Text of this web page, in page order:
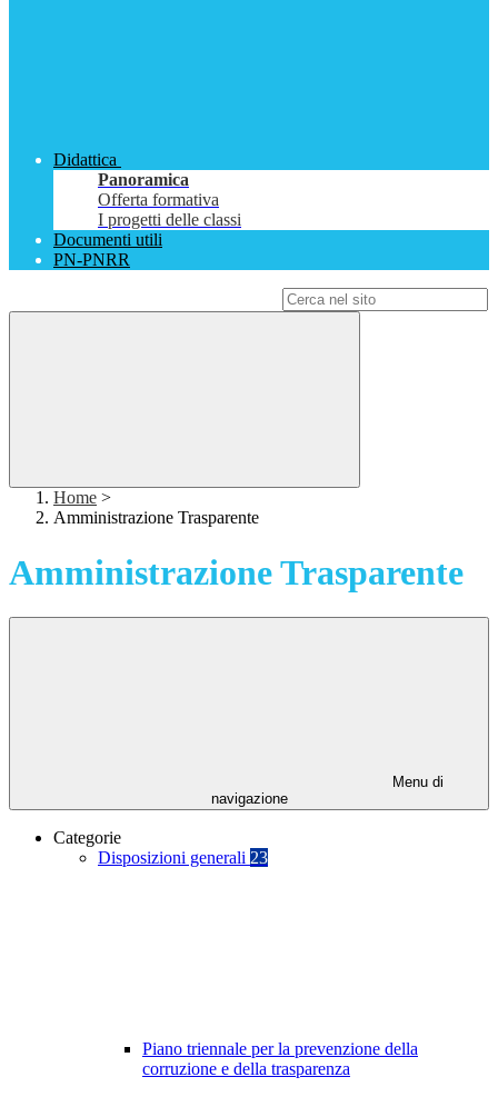
Didattica
Panoramica
Offerta formativa
I progetti delle classi
Documenti utili
PN-PNRR
Home >
Amministrazione Trasparente
Amministrazione Trasparente
Menu di
navigazione
Categorie
Disposizioni generali 23
Piano triennale per la prevenzione della
corruzione e della trasparenza